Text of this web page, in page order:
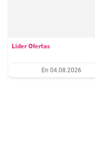
Lider Ofertas
En 04.08.2026